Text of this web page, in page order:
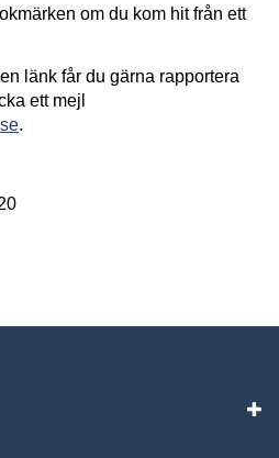
om du kom hit från ett
länk får du gärna rapportera
ett mejl
.